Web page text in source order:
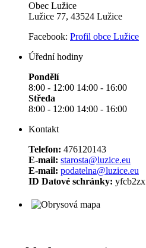
Obec Lužice
Lužice 77, 43524 Lužice
Facebook: Profil obce Lužice
Úřední hodiny
Pondělí
8:00 - 12:00 14:00 - 16:00
Středa
8:00 - 12:00 14:00 - 16:00
Kontakt
Telefon: 476120143
E-mail: starosta@luzice.eu
E-mail: podatelna@luzice.eu
ID Datové schránky: yfcb2zx